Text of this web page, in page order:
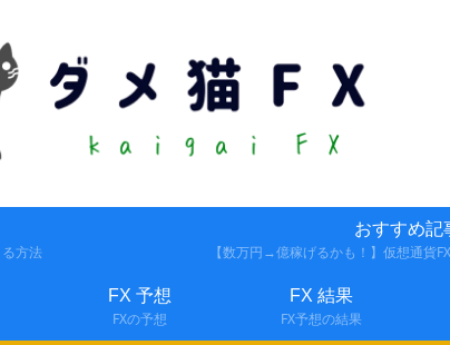
方法
おすすめ記
【数万円→億稼げるかも！】仮想通貨
FX 予想
FXの予想
FX 結果
FX予想の結果